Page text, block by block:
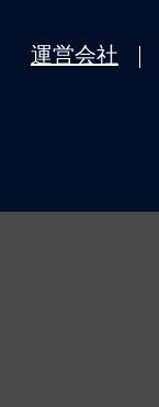
運営会社